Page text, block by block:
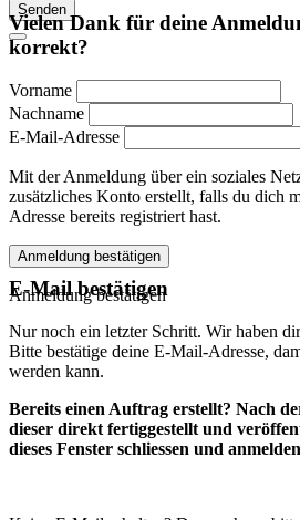
Senden
Vielen Dank für deine
korrekt?
Vorname
Nachname
E-Mail-Adresse
Mit der Anmeldung über ein soziales
zusätzliches Konto erstellt, falls du dich
Adresse bereits registriert hast.
Anmeldung bestätigen
Anmeldung bestätigen
E-Mail bestätigen
Nur noch ein letzter Schritt. Wir haben
Bitte bestätige deine E-Mail-Adresse,
werden kann.
Bereits einen Auftrag erstellt? Nach
dieser direkt fertiggestellt und
dieses Fenster schliessen und